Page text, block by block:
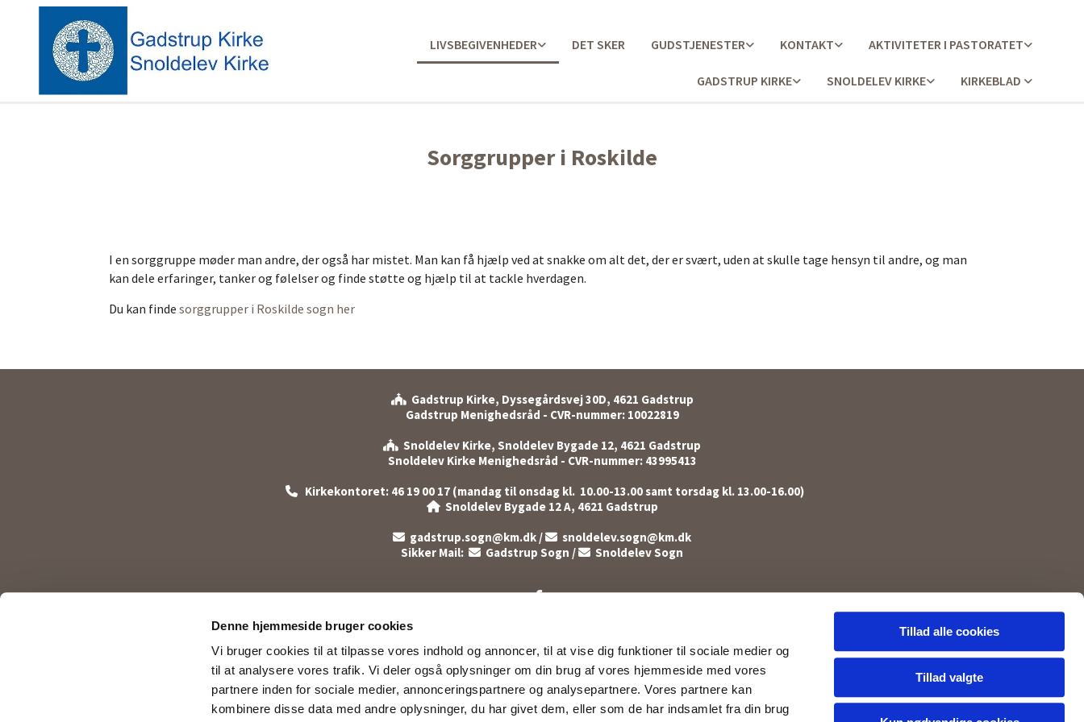
Denne hjemmeside bruger cookies
Vi bruger cookies til at tilpasse vores indhold og annoncer, til at vise dig funktioner til sociale medier og
til at analysere vores trafik. Vi deler også oplysninger om din brug af vores hjemmeside med vores
partnere inden for sociale medier, annonceringspartnere og analysepartnere. Vores partnere kan
kombinere disse data med andre oplysninger, du har givet dem, eller som de har indsamlet fra din brug
Tillad alle cookies
Tillad valgte
LIVSBEGIVENHEDER DET SKER GUDSTJENESTER KONTAKT AKTIVITETER I PASTORATET
GADSTRUP KIRKE SNOLDELEV KIRKE KIRKEBLAD
Sorggrupper i Roskilde
I en sorggruppe møder man andre, der også har mistet. Man kan få hjælp ved at snakke om alt det, der er svært, uden at skulle tage hensyn til andre, og man
kan dele erfaringer, tanker og følelser og finde støtte og hjælp til at tackle hverdagen.
Du kan finde sorggrupper i Roskilde sogn her
Gadstrup Kirke, Dyssegårdsvej 30D, 4621 Gadstrup
Gadstrup Menighedsråd - CVR-nummer: 10022819
 Snoldelev Kirke, Snoldelev Bygade 12, 4621 Gadstrup
Snoldelev Kirke Menighedsråd - CVR-nummer: 43995413
Kirkekontoret: 46 19 00 17 (mandag til onsdag kl. 10.00-13.00 samt torsdag kl. 13.00-16.00)
Snoldelev Bygade 12 A, 4621 Gadstrup
 gadstrup.sogn@km.dk /  snoldelev.sogn@km.dk
Sikker Mail:  Gadstrup Sogn /  Snoldelev Sogn